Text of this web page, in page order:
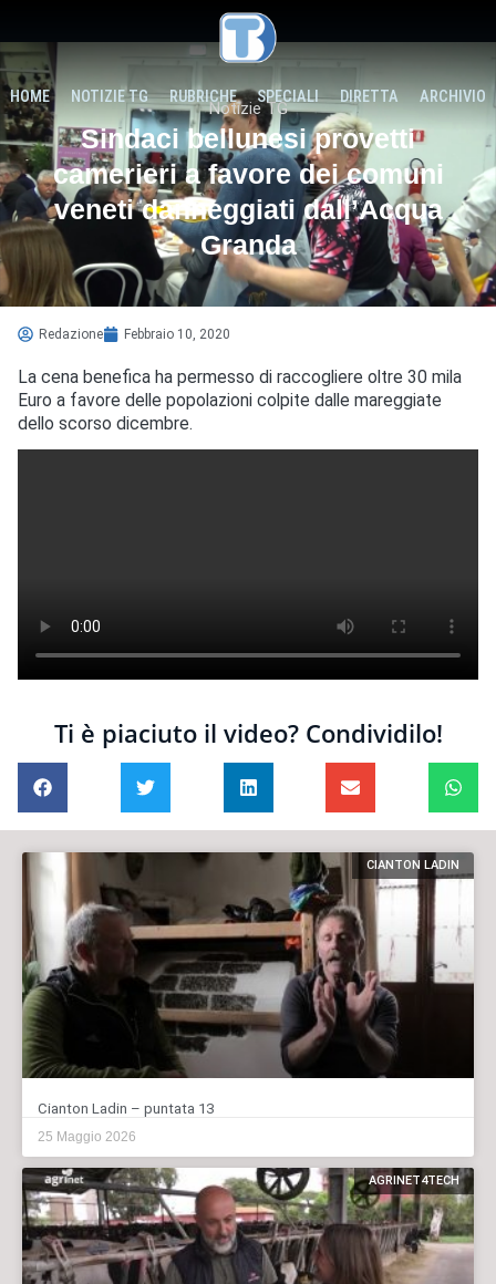
HOME NOTIZIE TG RUBRICHE SPECIALI DIRETTA ARCHIVIO
Notizie TG
Sindaci bellunesi provetti
camerieri a favore dei comuni
veneti danneggiati dall’Acqua
Granda
Redazione Febbraio 10, 2020
La cena benefica ha permesso di raccogliere oltre 30 mila
Euro a favore delle popolazioni colpite dalle mareggiate
dello scorso dicembre.
Ti è piaciuto il video? Condividilo!
CIANTON LADIN
Cianton Ladin – puntata 13
25 Maggio 2026
AGRINET4TECH